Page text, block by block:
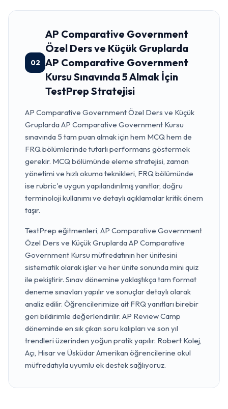
02
AP Comparative Government
Özel Ders ve Küçük Gruplarda
AP Comparative Government
Kursu Sınavında 5 Almak İçin
TestPrep Stratejisi
AP Comparative Government Özel Ders ve Küçük
Gruplarda AP Comparative Government Kursu
sınavında 5 tam puan almak için hem MCQ hem de
FRQ bölümlerinde tutarlı performans göstermek
gerekir. MCQ bölümünde eleme stratejisi, zaman
yönetimi ve hızlı okuma teknikleri, FRQ bölümünde
ise rubric'e uygun yapılandırılmış yanıtlar, doğru
terminoloji kullanımı ve detaylı açıklamalar kritik önem
taşır.
TestPrep eğitmenleri, AP Comparative Government
Özel Ders ve Küçük Gruplarda AP Comparative
Government Kursu müfredatının her ünitesini
sistematik olarak işler ve her ünite sonunda mini quiz
ile pekiştirir. Sınav dönemine yaklaştıkça tam format
deneme sınavları yapılır ve sonuçlar detaylı olarak
analiz edilir. Öğrencilerimize ait FRQ yanıtları birebir
geri bildirimle değerlendirilir. AP Review Camp
döneminde en sık çıkan soru kalıpları ve son yıl
trendleri üzerinden yoğun pratik yapılır. Robert Kolej,
Açı, Hisar ve Üsküdar Amerikan öğrencilerine okul
müfredatıyla uyumlu ek destek sağlıyoruz.